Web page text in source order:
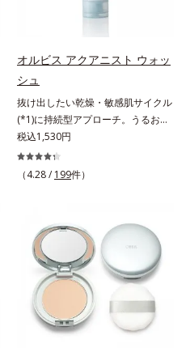
どまってうるおいを蓄えてくれま
す。刺激を受けやすくなった角層を
うるおいで満たし、脱・敏感肌を目
指します。無油分・無着色・無香
不使用(*5)・パラベンフリー、6つ
のフリー処方で徹底的に肌に寄り添
います。*1 乾燥と敏感をくり返す
こと*2 敏感肌対象連用テスト済
（すべての方のお肌に合うというこ
とではありません）*3 乾燥して敏
＝乾燥を防ぎ、うるおいに満ちた肌
へ導く保湿成分、植物由来アミノ酸
（エルゴチオネイン）配合＝肌を整
え、すこやかに保つ保湿成分、微生
物由来アミノ酸（エクトイン）配合
＝乱れた角層にうるおいを与え、肌
荒れを防ぐ保湿成分*5 ウォッシュ
オルビス アクアニスト ウォッ
シュ
抜け出したい乾燥・敏感肌サイクル
(*1)に持続型アプローチ。うるおい
を追求した敏感肌用保湿スキンケア
(*2)。うるおいを逃し、刺激を受け
やすい角層の“乾燥敏感スランプ
望の敏感肌用保湿スキンケアライン
「オルビス アクアニスト」。乾燥
敏感スランプの原因にアプローチす
る持続型トリプルアミノ酸(*4)を配
合。もともと体内にあるアミノ酸は
異物として排出されにくく、肌にと
どまってうるおいを蓄えてくれま
税込1,530円
（4.28 / 199件）